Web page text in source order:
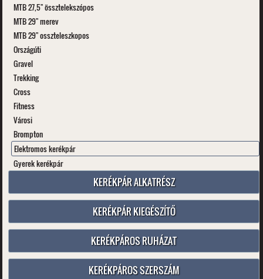
MTB 27,5" össztelekszópos
MTB 29" merev
MTB 29" osszteleszkopos
Országúti
Gravel
Trekking
Cross
Fitness
Városi
Brompton
Elektromos kerékpár
Gyerek kerékpár
KERÉKPÁR ALKATRÉSZ
KERÉKPÁR KIEGÉSZÍTŐ
KERÉKPÁROS RUHÁZAT
KERÉKPÁROS SZERSZÁM